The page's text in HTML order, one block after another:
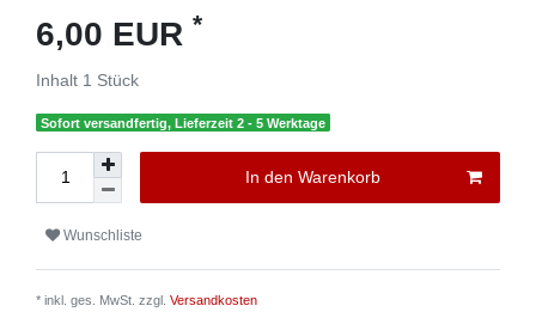
6,00 EUR *
Inhalt 1 Stück
Sofort versandfertig, Lieferzeit 2 - 5 Werktage
In den Warenkorb
Wunschliste
* inkl. ges. MwSt. zzgl. Versandkosten